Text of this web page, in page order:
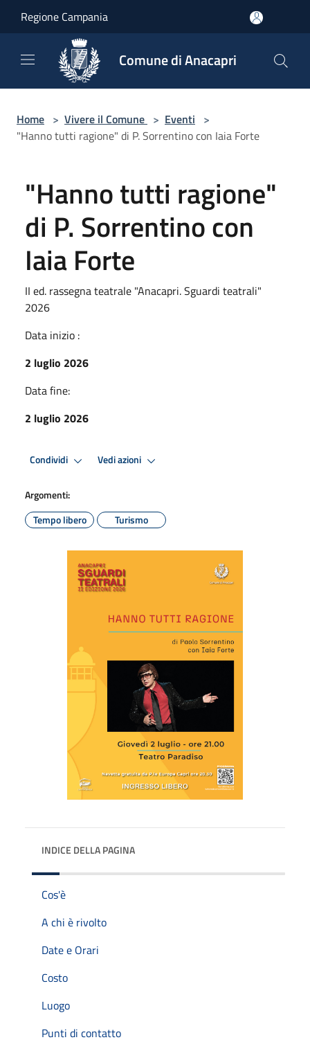
Regione Campania
Comune di Anacapri
Home > Vivere il Comune > Eventi >
"Hanno tutti ragione" di P. Sorrentino con Iaia Forte
"Hanno tutti ragione"
di P. Sorrentino con
Iaia Forte
II ed. rassegna teatrale "Anacapri. Sguardi teatrali"
2026
Data inizio :
2 luglio 2026
Data fine:
2 luglio 2026
Condividi Vedi azioni
Argomenti:
Tempo libero
Turismo
INDICE DELLA PAGINA
Cos'è
A chi è rivolto
Date e Orari
Costo
Luogo
Punti di contatto